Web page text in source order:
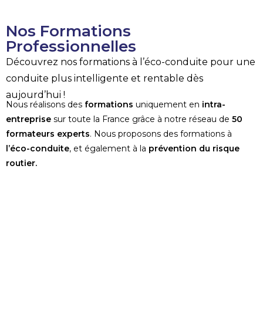
Nos Formations
Professionnelles
Découvrez nos formations à l’éco-conduite pour une
conduite plus intelligente et rentable dès
aujourd’hui !
Nous réalisons des formations uniquement en intra-
entreprise sur toute la France grâce à notre réseau de 50
formateurs experts. Nous proposons des formations à
l’éco-conduite, et également à la prévention du risque
routier.